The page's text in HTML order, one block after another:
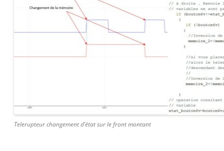
Telerupteur changement d’état sur le front montant